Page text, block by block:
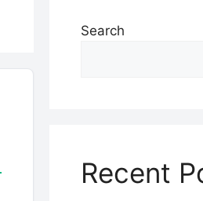
Search
Recent